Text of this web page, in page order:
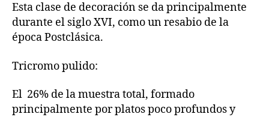
Esta clase de decoración se da principalmente
durante el siglo XVI, como un resabio de la
época Postclásica.
Tricromo pulido:
El 26% de la muestra total, formado
principalmente por platos poco profundos y